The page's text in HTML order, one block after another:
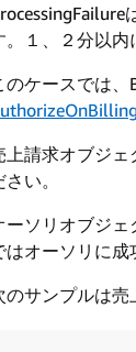
。１、２分以内
のケースでは
上請求オブジェ
さい。
ーソリオブジェ
はオーソリに成
のサンプルは売